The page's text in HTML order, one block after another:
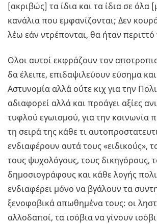
[ακριβώς] τα ίδια και τα ίδια σε όλα
κανάλια που εμφανίζονται; Δεν
λέω εάν ντρέπονται, θα ήταν
Ολοι αυτοί εκφράζουν τον
δα έλειπε, επιδαψιλεύουν εύσημα
Αστυνομία αλλά ούτε κιχ για την
αδιαφορεί αλλά και προάγει αξίες
τυφλού εγωισμού, για την κοινωνία
τη σειρά της κάθε τι
ενδιαφέρουν αυτά τους «ειδικούς»,
τους ψυχολόγους, τους δικηγόρους,
δημοσιογράφους και κάθε λογής
ενδιαφέρει μόνο να βγάλουν τα
ξενοφοβικά απωθημένα τους: οι
αλλοδαποί, τα ισόβια να γίνουν